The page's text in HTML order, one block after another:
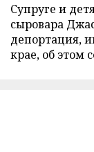
Супруге и
сыровара
депортация,
крае, об этом